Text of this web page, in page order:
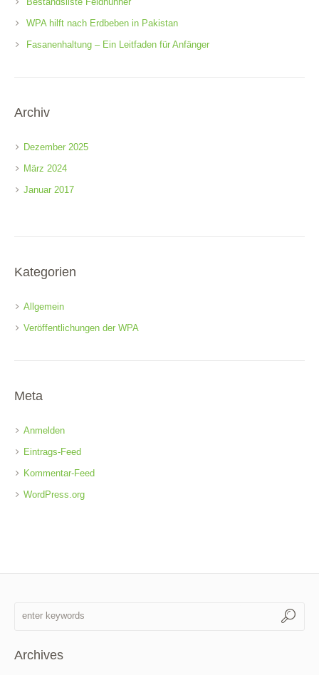
WPA hilft nach Erdbeben in Pakistan
Fasanenhaltung – Ein Leitfaden für Anfänger
Archiv
Dezember 2025
März 2024
Januar 2017
Kategorien
Allgemein
Veröffentlichungen der WPA
Meta
Anmelden
Eintrags-Feed
Kommentar-Feed
WordPress.org
Archives